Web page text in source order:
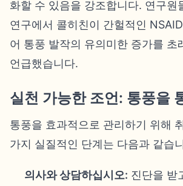
화할 수 있음을 강조합니다. 연구원
연구에서 콜히친이 간헐적인
어 통풍 발작의 유의미한 증가를 초
언급했습니다.
실천 가능한 조언: 통풍을
통풍을 효과적으로 관리하기 위해
가지 실질적인 단계는 다음과 같습
의사와 상담하십시오: 진단을 받